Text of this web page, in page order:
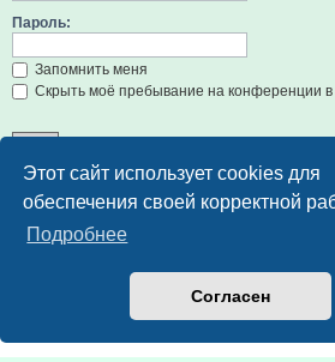
Этот сайт использует cookies для
обеспечения своей корректной
Подробнее
Согласен
Пароль:
Запомнить меня
Скрыть моё пребывание на конференции в
Киевское метро
Создано на основе